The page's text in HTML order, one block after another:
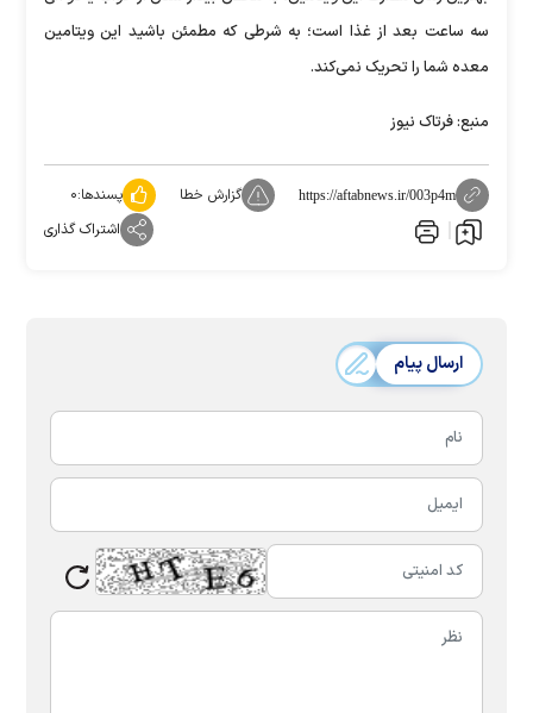
سه ساعت بعد از غذا است؛ به شرطی که مطمئن باشید این ویتامین
معده شما را تحریک نمی‌کند.
منبع: فرتاک نیوز
https://aftabnews.ir/003p4m گزارش خطا پسندها:۰
اشتراک گذاری
ارسال پیام